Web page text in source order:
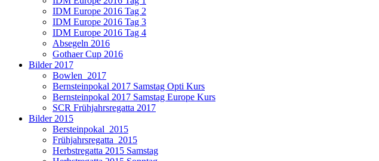
IDM Europe 2016 Tag 2
IDM Europe 2016 Tag 3
IDM Europe 2016 Tag 4
Absegeln 2016
Gothaer Cup 2016
Bilder 2017
Bowlen_2017
Bernsteinpokal 2017 Samstag Opti Kurs
Bernsteinpokal 2017 Samstag Europe Kurs
SCR Frühjahrsregatta 2017
Bilder 2015
Bersteinpokal_2015
Frühjahrsregatta_2015
Herbstregatta 2015 Samstag